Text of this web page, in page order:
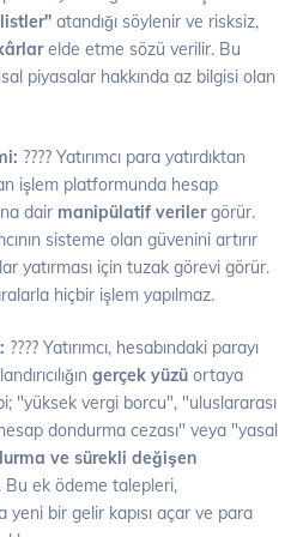
atandığı söylenir ve risksiz,
elde etme sözü verilir. Bu
piyasalar hakkında az bilgisi olan
???? Yatırımcı para yatırdıktan
işlem platformunda hesap
dair manipülatif verilergörür.
sisteme olan güvenini artırır
yatırması için tuzak görevi görür.
hiçbir işlem yapılmaz.
???? Yatırımcı, hesabındaki parayı
gerçek yüzü ortaya
"yüksek vergi borcu", "uluslararası
dondurma cezası" veya "yasal
ve sürekli değişen
Bu ek ödeme talepleri,
yeni bir gelir kapısı açar ve para